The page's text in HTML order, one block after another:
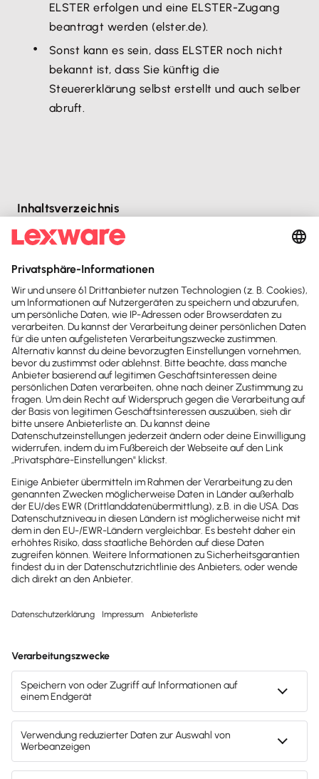
ELSTER erfolgen und eine ELSTER-Zugang
beantragt werden (elster.de).
Sonst kann es sein, dass ELSTER noch nicht
bekannt ist, dass Sie künftig die
Steuererklärung selbst erstellt und auch selber
abruft.
Inhaltsverzeichnis
Einleitung
Verschiebung des Starttermins:
Regelung für 2026:
Was ist ein elektronischer Steuerbescheid?
Wer erhält den elektronischen Steuerbescheid?
Benachrichtigungen über elektronische Bereitstellu...
Abruf des elektronischen Bescheids:
Warum kann ich das Schreiben trotz
Benachrichtigun...
Brauchst du weitere Hilfe?
Zur Support Suche
Drucken / PDF speichern
Mach's dir leicht und gib deinem Business den